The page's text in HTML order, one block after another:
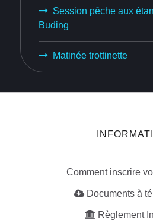
Session pêche aux
Buding
Matinée trottinette
Comment inscrire
Documents à
Règlement